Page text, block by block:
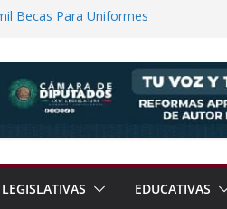
Becas Para Uniformes
Bienestar a
LEGISLATIVAS EDUCATIVAS